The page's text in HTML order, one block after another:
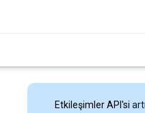
Etkileşimler API'si